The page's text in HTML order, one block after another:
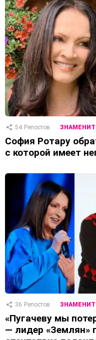
54 Репостов
София Ротару
с которой имеет
36 Репостов
«Пугачеву мы
— лидер «Землян»